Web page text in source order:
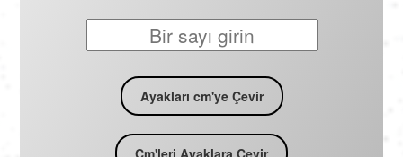
Ayakları cm'ye Çevir